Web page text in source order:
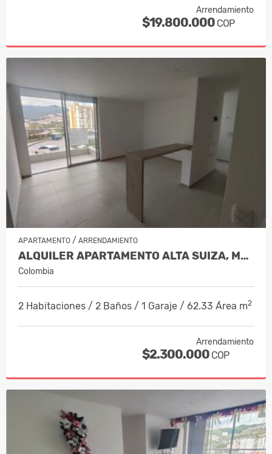
Arrendamiento
$19.800.000 COP
APARTAMENTO / ARRENDAMIENTO
ALQUILER APARTAMENTO ALTA SUIZA, MANI…
Colombia
2 Habitaciones / 2 Baños / 1 Garaje / 62.33 Área m2
Arrendamiento
$2.300.000 COP